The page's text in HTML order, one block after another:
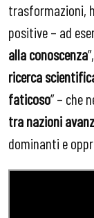
trasformazioni,
positive – ad
alla conoscenza
ricerca
faticoso” – che
tra nazioni
dominanti e